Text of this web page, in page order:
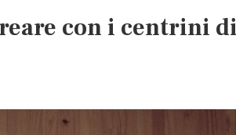
con i centrini di